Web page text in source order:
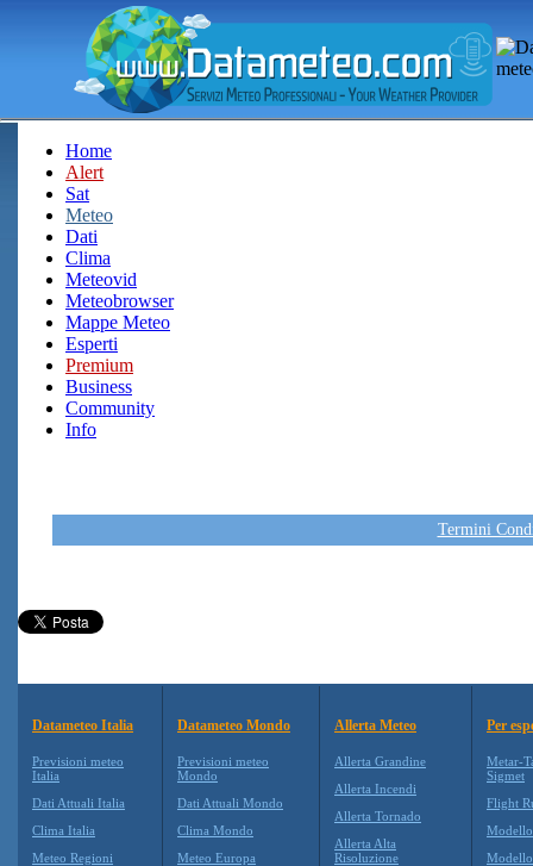
Home
Alert
Sat
Meteo
Dati
Clima
Meteovid
Meteobrowser
Mappe Meteo
Esperti
Premium
Business
Community
Info
Termini
Datameteo Italia
Previsioni meteo
Italia
Dati Attuali Italia
Clima Italia
Meteo Regioni
Datameteo Mondo
Previsioni meteo
Mondo
Dati Attuali Mondo
Clima Mondo
Meteo Europa
Allerta Meteo
Allerta Grandine
Allerta Incendi
Allerta Tornado
Allerta Alta
Risoluzione
Per
Metar-
Sigmet
Flight